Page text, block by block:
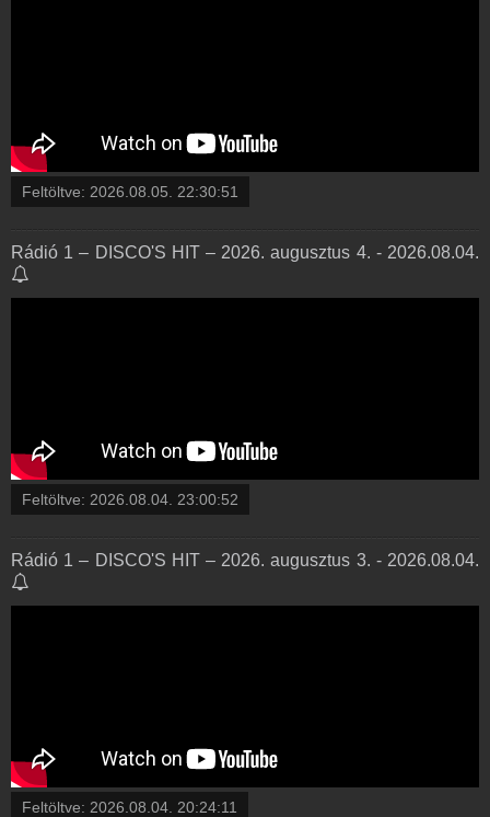
Feltöltve: 2026.08.05. 22:30:51
Rádió 1 – DISCO'S HIT – 2026. augusztus 4. - 2026.08.04.
Feltöltve: 2026.08.04. 23:00:52
Rádió 1 – DISCO'S HIT – 2026. augusztus 3. - 2026.08.04.
Feltöltve: 2026.08.04. 20:24:11